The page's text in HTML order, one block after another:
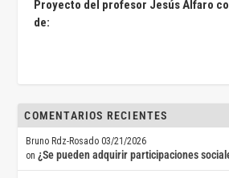
Proyecto del profesor Jesús Alfaro
de:
COMENTARIOS RECIENTES
Bruno Rdz-Rosado 03/21/2026
on¿Se pueden adquirir participaciones